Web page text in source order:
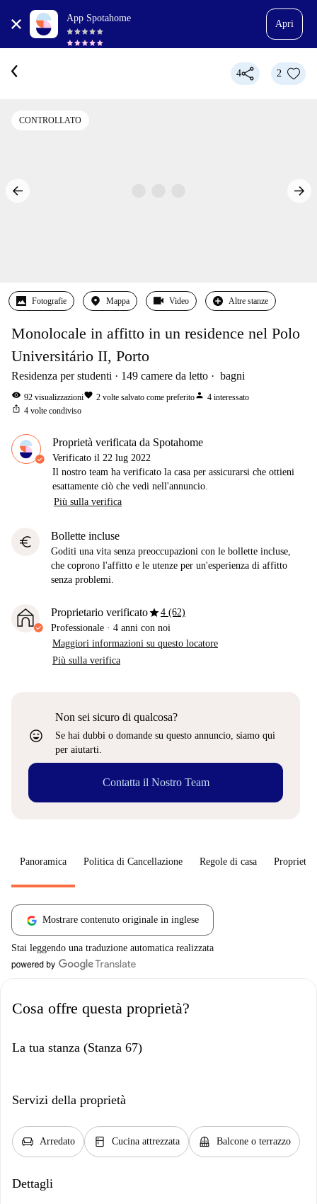
App Spotahome
Apri
4 2
CONTROLLATO
Fotografie Mappa Video Altre stanze
Monolocale in affitto in un residence nel Polo
Universitário II, Porto
Residenza per studenti 149 camere da letto bagni
visibility 92 visualizzazionifavorite 2 volte salvato come preferitoperson 4 interessato
ios_share 4 volte condiviso
Proprietà verificata da Spotahome
Verificato il 22 lug 2022
Il nostro team ha verificato la casa per assicurarsi che ottieni
esattamente ciò che vedi nell'annuncio.
Più sulla verifica
euro Bollette incluse
Goditi una vita senza preoccupazioni con le bollette incluse,
che coprono l'affitto e le utenze per un'esperienza di affitto
senza problemi.
Proprietario verificatostar4 (62)
Professionale · 4 anni con noi
Maggiori informazioni su questo locatore
Più sulla verifica
sentiment_very_satisfied
Non sei sicuro di qualcosa?
Se hai dubbi o domande su questo annuncio, siamo qui
per aiutarti.
Contatta il Nostro Team
Panoramica Politica di Cancellazione Regole di casa
Mostrare contenuto originale in inglese
Stai leggendo una traduzione automatica realizzata
Cosa offre questa proprietà?
La tua stanza (Stanza 67)
Servizi della proprietà
chair Arredato kitchen Cucina attrezzata balcony Balcone o terrazzo
Dettagli